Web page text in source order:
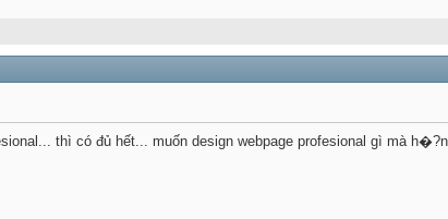
thì có đủ hết... muốn design webpage profesional gì mà